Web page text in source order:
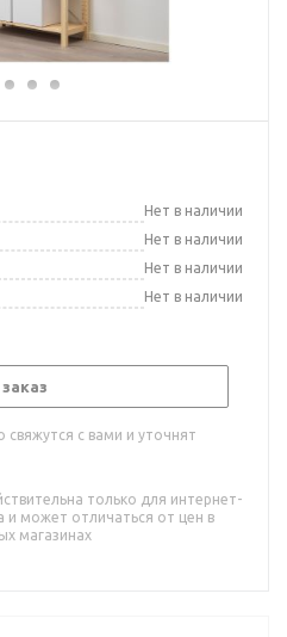
Нет в наличии
Нет в наличии
Нет в наличии
Нет в наличии
с вами и уточнят
только для интернет-
и может отличаться от цен в
магазинах